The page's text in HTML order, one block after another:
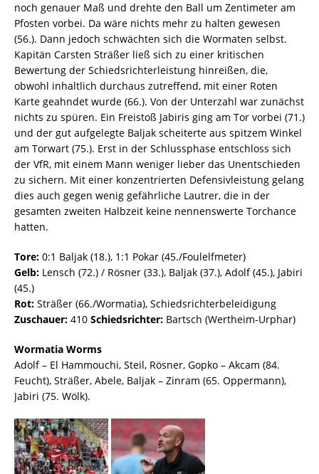
noch genauer Maß und drehte den Ball um Zentimeter am
Pfosten vorbei. Da wäre nichts mehr zu halten gewesen
(56.). Dann jedoch schwächten sich die Wormaten selbst.
Kapitän Carsten Sträßer ließ sich zu einer kritischen
Bewertung der Schiedsrichterleistung hinreißen, die,
obwohl inhaltlich durchaus zutreffend, mit einer Roten
Karte geahndet wurde (66.). Von der Unterzahl war zunächst
nichts zu spüren. Ein Freistoß Jabiris ging am Tor vorbei (71.)
und der gut aufgelegte Baljak scheiterte aus spitzem Winkel
am Torwart (75.). Erst in der Schlussphase entschloss sich
der VfR, mit einem Mann weniger lieber das Unentschieden
zu sichern. Mit einer konzentrierten Defensivleistung gelang
dies auch gegen wenig gefährliche Lautrer, die in der
gesamten zweiten Halbzeit keine nennenswerte Torchance
hatten.
Tore: 0:1 Baljak (18.), 1:1 Pokar (45./Foulelfmeter)
Gelb: Lensch (72.) / Rösner (33.), Baljak (37.), Adolf (45.), Jabiri
(45.)
Rot: Sträßer (66./Wormatia), Schiedsrichterbeleidigung
Zuschauer: 410 Schiedsrichter: Bartsch (Wertheim-Urphar)
Wormatia Worms
Adolf – El Hammouchi, Steil, Rösner, Gopko – Akcam (84.
Feucht), Sträßer, Abele, Baljak – Zinram (65. Oppermann),
Jabiri (75. Wölk).